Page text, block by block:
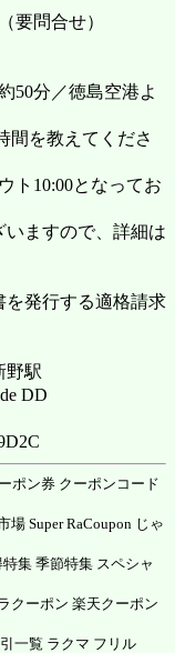
要問合せ）
50分／徳島空港よ
間を教えてくださ
ト10:00となってお
いますので、詳細は
を発行する適格請求
野駅
DD
ポン券 クーポンコード
Super RaCoupon じゃ
集 季節特集 スペシャ
クーポン 楽天クーポン
一覧 ラクマ フリル